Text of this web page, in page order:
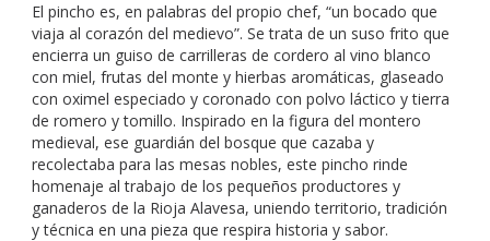
El pincho es, en palabras del propio chef, “un bocado que
viaja al corazón del medievo”. Se trata de un suso frito que
encierra un guiso de carrilleras de cordero al vino blanco
con miel, frutas del monte y hierbas aromáticas, glaseado
con oximel especiado y coronado con polvo láctico y tierra
de romero y tomillo. Inspirado en la figura del montero
medieval, ese guardián del bosque que cazaba y
recolectaba para las mesas nobles, este pincho rinde
homenaje al trabajo de los pequeños productores y
ganaderos de la Rioja Alavesa, uniendo territorio, tradición
y técnica en una pieza que respira historia y sabor.